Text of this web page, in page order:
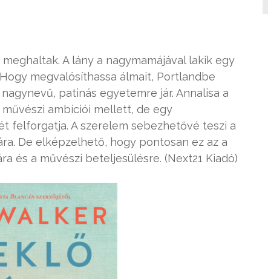
A lány a nagymamájával lakik egy
megvalósíthassa álmait, Portlandbe
patinás egyetemre jár. Annalisa a
ambíciói mellett, de egy
felforgatja. A szerelem sebezhetővé teszi a
De elképzelhető, hogy pontosan ez az a
és a művészi beteljesülésre. (Next21 Kiadó)